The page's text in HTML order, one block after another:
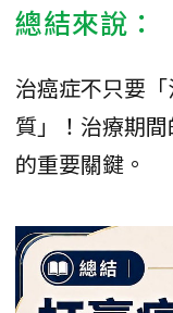
總結來說：
治癌症不只要
質」！治療期
的重要關鍵。